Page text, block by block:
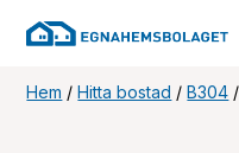
Hem /Hitta bostad /B304